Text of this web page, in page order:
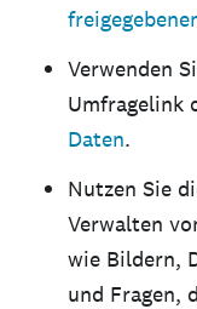
Verwenden
Umfragelink
Daten.
Nutzen Sie
Verwalten
wie Bildern,
und Fragen,